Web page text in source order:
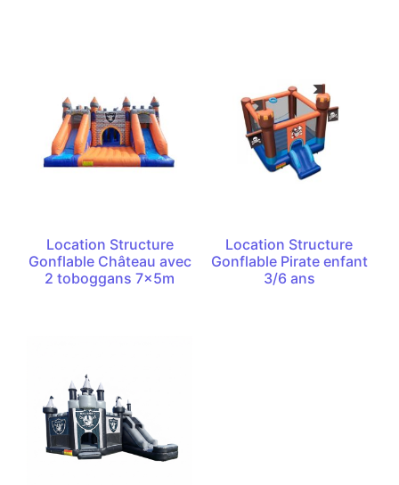
Location Structure
Gonflable Château avec
2 toboggans 7x5m
Location Structure
Gonflable Pirate enfant
3/6 ans